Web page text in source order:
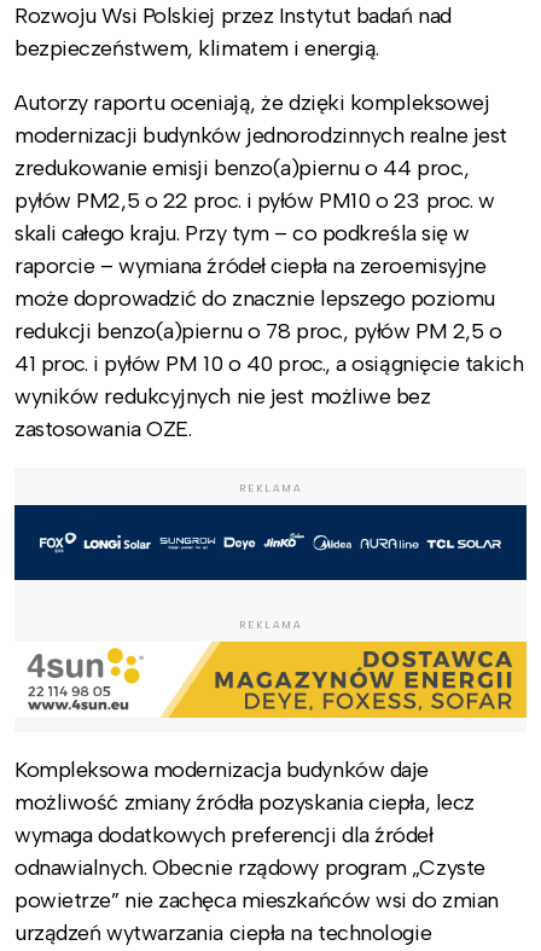
Rozwoju Wsi Polskiej przez Instytut badań nad
bezpieczeństwem, klimatem i energią.
Autorzy raportu oceniają, że dzięki kompleksowej
modernizacji budynków jednorodzinnych realne jest
zredukowanie emisji benzo(a)piernu o 44 proc.,
pyłów PM2,5 o 22 proc. i pyłów PM10 o 23 proc. w
skali całego kraju. Przy tym – co podkreśla się w
raporcie – wymiana źródeł ciepła na zeroemisyjne
może doprowadzić do znacznie lepszego poziomu
redukcji benzo(a)piernu o 78 proc., pyłów PM 2,5 o
41 proc. i pyłów PM 10 o 40 proc., a osiągnięcie takich
wyników redukcyjnych nie jest możliwe bez
zastosowania OZE.
REKLAMA
REKLAMA
Kompleksowa modernizacja budynków daje
możliwość zmiany źródła pozyskania ciepła, lecz
wymaga dodatkowych preferencji dla źródeł
odnawialnych. Obecnie rządowy program „Czyste
powietrze” nie zachęca mieszkańców wsi do zmian
urządzeń wytwarzania ciepła na technologie